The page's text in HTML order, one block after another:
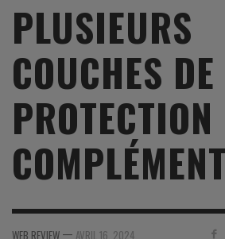
PLUSIEURS
COUCHES DE
PROTECTION
WEB REVIEW — AVRIL 16, 2024